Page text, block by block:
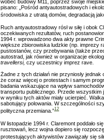
wobec budowy M11, poprzez swoje
pisano: „Pośród antyautostradowych i
środowiska z utratą domów, degradacją
Ruch antyautostradowy rósł w siłę i obok
oczekiwanych rezultatów, ruch
1994 r. wprowadzono dwa akty prawne
większe zbiorowiska ludzkie (np. imprezy
pustostanów, czy przebywania (także
autostrad, jak również w organizacje
travellersi, czy uczestnicy imprez rave.
Żadne z tych działań nie przyniosły
że coraz więcej o protestach i samym
badania wskazujące na wpływ
transportu publicznego. Przede wszystkim
w wyniku tych aktów miały ucierpieć.
sabotujący polowania. W szczególności
polityczna przemiana.”12
W listopadzie 1994 r. Claremont poddało
rusztowań, lecz wojna dopiero się
protestujących aktywistów zawiązały się